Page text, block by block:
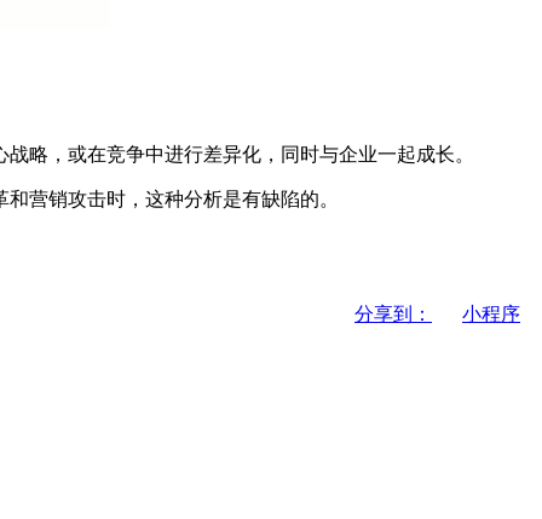
，或在竞争中进行差异化，同时与企业一起成长。
营销攻击时，这种分析是有缺陷的。
分享到： 小程序